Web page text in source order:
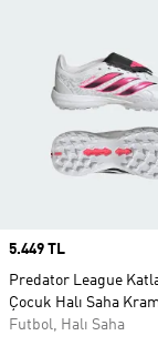
Price
5.449 TL
Predator League
Çocuk Halı Saha
Futbol, Halı Saha